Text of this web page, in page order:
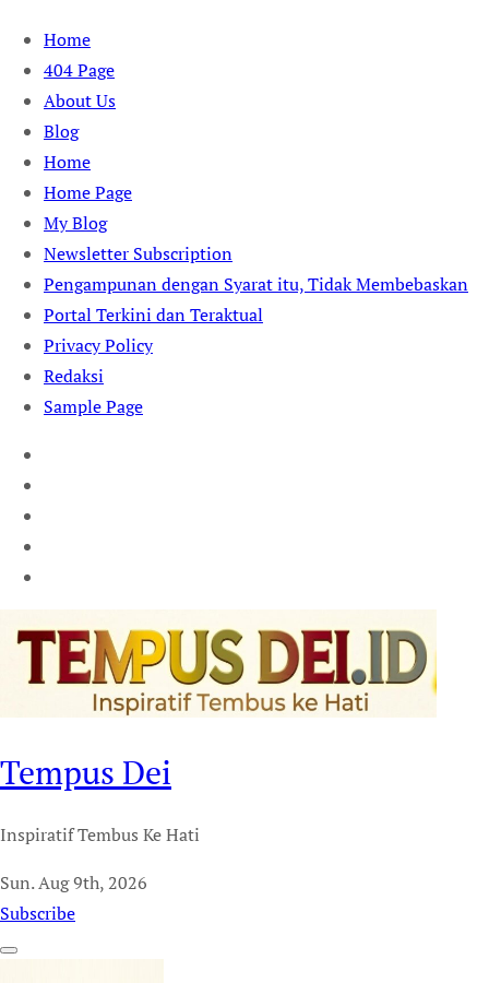
Skip
content
Home
404 Page
About Us
Blog
Home
Home Page
My Blog
Newsletter Subscription
Pengampunan dengan Syarat itu, Tidak Membebaskan
Portal Terkini dan Teraktual
Privacy Policy
Redaksi
Sample Page
Tempus Dei
Inspiratif Tembus Ke Hati
Sun. Aug 9th, 2026
Subscribe